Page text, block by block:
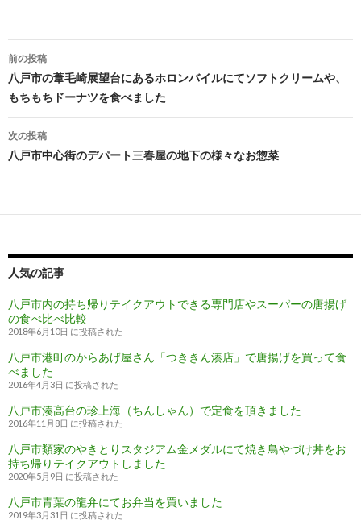
投
稿
ナ
ビ
ー
シ
ョ
ン
前の投稿
八戸市の葦毛崎展望台にあるホロンバイルにてソフトクリームや、
もちもちドーナツを食べました
次の投稿
八戸市中心街のデパート三春屋の地下の様々なお惣菜
人気の記事
八戸市内の持ち帰りテイクアウトできる専門店やスーパーの唐揚げ
の食べ比べ比較
2018年6月10日 に投稿された
八戸市港町のからあげ屋さん「つききん湊店」で唐揚げを買って食
べました
2016年4月3日 に投稿された
八戸市湊高台の珍上海（ちんしゃん）で定食を頂きました
2016年11月8日 に投稿された
八戸市類家のやきとりスタジアム金メダルにて焼き鳥やづけ丼をお
持ち帰りテイクアウトしました
2020年5月9日 に投稿された
八戸市青葉の龍弁にてお弁当を買いました
2019年3月31日 に投稿された